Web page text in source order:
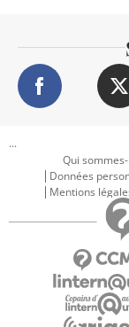
...
Qui
Données
Mentions